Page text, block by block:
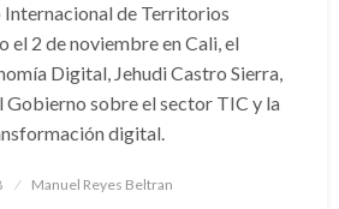
Internacional de Territorios
el 2 de noviembre en Cali, el
Digital, Jehudi Castro Sierra,
Gobierno sobre el sector TIC y la
digital.
Manuel Reyes Beltran